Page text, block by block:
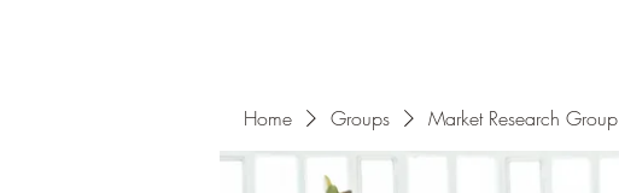
Home Groups Market Research Group